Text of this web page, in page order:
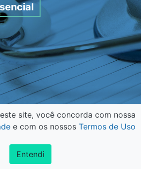
site, você concorda com nossa
e com os nossos Termos de Uso
Entendi